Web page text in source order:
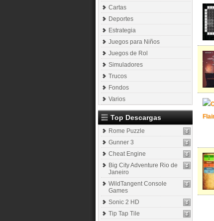
Cartas
Deportes
Estrategia
Juegos para Niños
Juegos de Rol
Simuladores
Trucos
Fondos
Varios
Top Descargas
Rome Puzzle
Gunner 3
Cheat Engine
Big City Adventure Rio de
Janeiro
WildTangent Console
Games
Sonic 2 HD
Tip Tap Tile